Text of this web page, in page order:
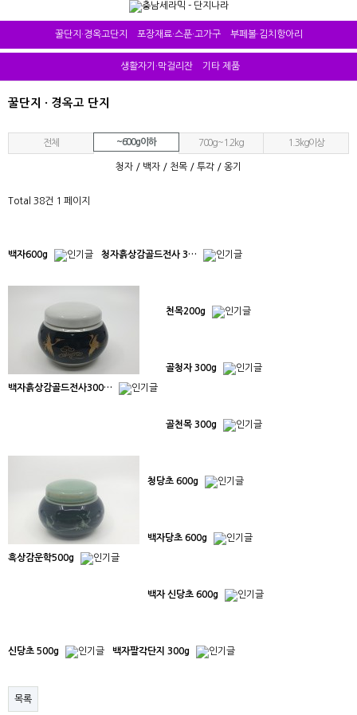
꿀단지·경옥고단지 포장재료·스푼·고가구 부페볼·김치항아리
생활자기·막걸리잔 기타 제품
꿀단지 · 경옥고 단지
전체 ~600g이하 700g~1.2kg 1.3kg이상
청자 / 백자 / 천목 / 투각 / 옹기
Total 38건 1 페이지
백자600g 청자흙상감골드전사 3…
백자흙상감골드전사300…
천목200g
골청자 300g
골천목 300g
흑상감운학500g
청당초 600g
백자당초 600g
백자 신당초 600g
신당초 500g 백자팔각단지 300g
목록